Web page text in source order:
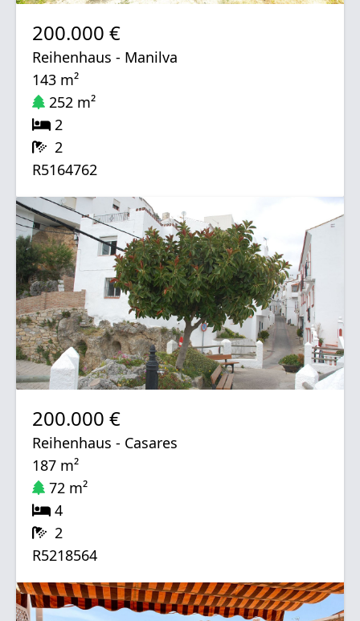
200.000 €
Reihenhaus - Manilva
143 m²
252 m²
2
2
R5164762
200.000 €
Reihenhaus - Casares
187 m²
72 m²
4
2
R5218564